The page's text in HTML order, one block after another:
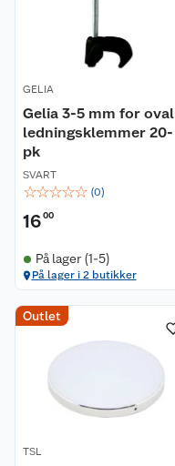
GELIA
Gelia 3-5 mm for oval
ledningsklemmer 20-
pk
SVART
☆☆☆☆☆ (0)
1600
På lager (1-5)
På lager i 2 butikker
Outlet
TSL